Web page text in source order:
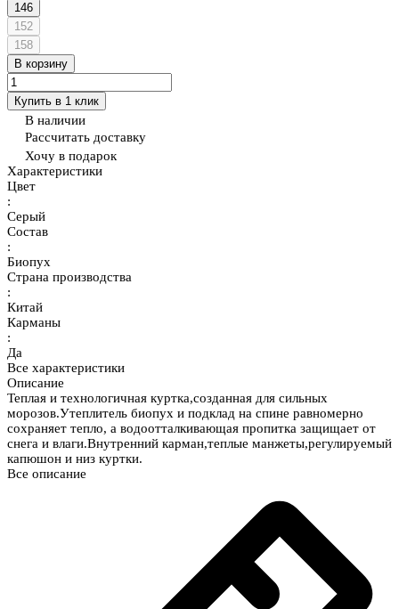
146
152
158
В корзину
Купить в 1 клик
В наличии
Рассчитать доставку
Хочу в подарок
Характеристики
Цвет
:
Серый
Состав
:
Биопух
Страна производства
:
Китай
Карманы
:
Да
Все характеристики
Описание
Теплая и технологичная куртка,созданная для сильных
морозов.Утеплитель биопух и подклад на спине равномерно
сохраняет тепло, а водоотталкивающая пропитка защищает от
снега и влаги.Внутренний карман,теплые манжеты,регулируемый
капюшон и низ куртки.
Все описание